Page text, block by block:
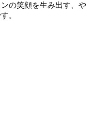
の笑顔を生み出す、や
。